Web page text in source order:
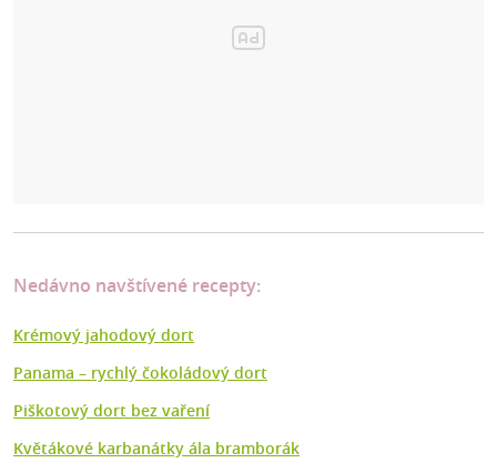
Nedávno navštívené recepty:
Krémový jahodový dort
Panama – rychlý čokoládový dort
Piškotový dort bez vaření
Květákové karbanátky ála bramborák